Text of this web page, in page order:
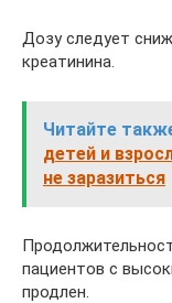
Дозу следует
креатинина.
Читайте
детей и
не заразиться
пациентов с
продлен.